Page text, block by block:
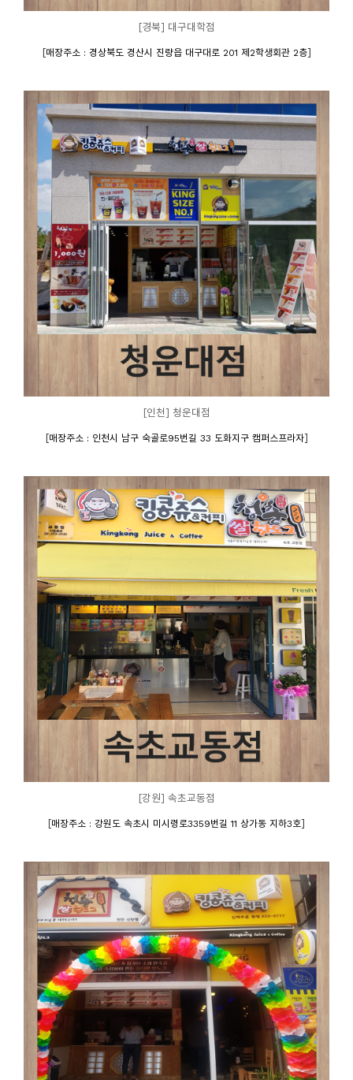
[경북] 대구대학점
[매장주소 : 경상북도 경산시 진량읍 대구대로 201 제2학생회관 2층]
[인천] 청운대점
[매장주소 : 인천시 남구 숙골로95번길 33 도화지구 캠퍼스프라자]
[강원] 속초교동점
[매장주소 : 강원도 속초시 미시령로3359번길 11 상가동 지하3호]